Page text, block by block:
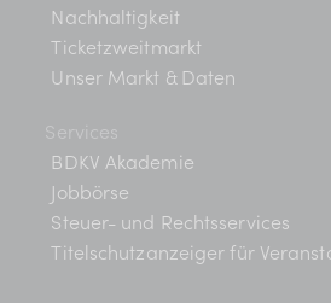
Nachhaltigkeit
Ticketzweitmarkt
Unser Markt & Daten
Services
BDKV Akademie
Jobbörse
Steuer- und Rechtsservices
Titelschutzanzeiger für